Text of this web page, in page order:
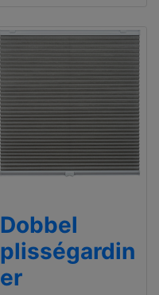
Dobbel
plisségardin
er